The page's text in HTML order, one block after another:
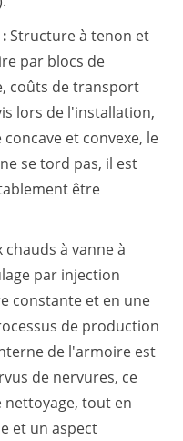
Structure à tenon et
par blocs de
coûts de transport
lors de l'installation,
et convexe, le
se tord pas, il est
être
à vanne à
par injection
constante et en une
de production
de l'armoire est
de nervures, ce
nettoyage, tout en
et un aspect